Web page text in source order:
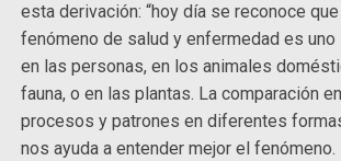
esta derivación: “hoy día se reconoce que
fenómeno de salud y enfermedad es
en las personas, en los animales
fauna, o en las plantas. La comparación
procesos y patrones en diferentes
nos ayuda a entender mejor el fenómeno.